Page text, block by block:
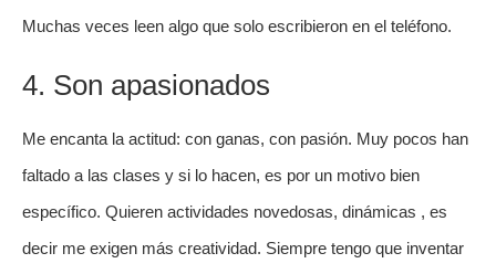
Muchas veces leen algo que solo escribieron en el teléfono.
4. Son apasionados
Me encanta la actitud: con ganas, con pasión. Muy pocos han
faltado a las clases y si lo hacen, es por un motivo bien
específico. Quieren actividades novedosas, dinámicas , es
decir me exigen más creatividad. Siempre tengo que inventar